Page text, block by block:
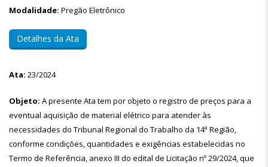
Modalidade: Pregão Eletrônico
Detalhes da Ata
Ata: 23/2024
Objeto: A presente Ata tem por objeto o registro de preços para a
eventual aquisição de material elétrico para atender às
necessidades do Tribunal Regional do Trabalho da 14ª Região,
conforme condições, quantidades e exigências estabelecidas no
Termo de Referência, anexo III do edital de Licitação nº 29/2024, que